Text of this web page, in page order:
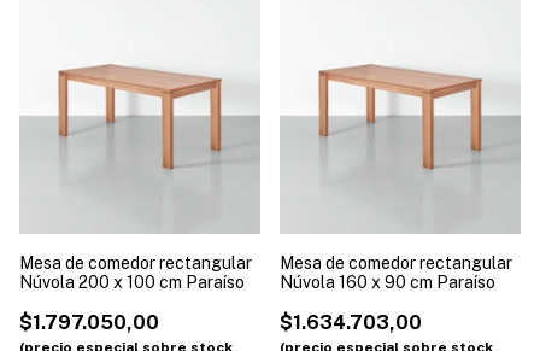
Mesa de comedor rectangular
Núvola 200 x 100 cm Paraíso
$1.797.050,00
Mesa de comedor rectangular
Núvola 160 x 90 cm Paraíso
$1.634.703,00